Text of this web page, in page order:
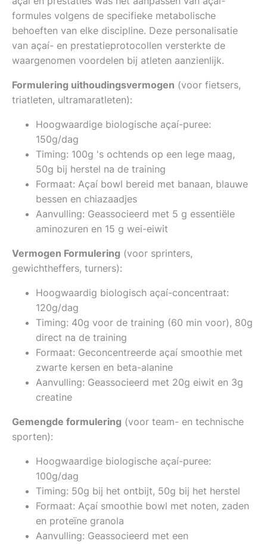
formules volgens de specifieke metabolische
behoeften van elke discipline. Deze personalisatie
van açaí- en prestatieprotocollen versterkte de
waargenomen voordelen bij atleten aanzienlijk.
Formulering uithoudingsvermogen (voor fietsers,
triatleten, ultramaratleten):
Hoogwaardige biologische açaí-puree:
150g/dag
Timing: 100g 's ochtends op een lege maag,
50g bij herstel na de training
Formaat: Açaí bowl bereid met banaan, blauwe
bessen en chiazaadjes
Aanvulling: Geassocieerd met 5 g essentiële
aminozuren en 15 g wei-eiwit
Vermogen Formulering (voor sprinters,
gewichtheffers, turners):
Hoogwaardig biologisch açaí-concentraat:
120g/dag
Timing: 40g voor de training (60 min voor), 80g
direct na de training
Formaat: Geconcentreerde açaí smoothie met
zwarte kersen en beta-alanine
Aanvulling: Geassocieerd met 20g eiwit en 3g
creatine
Gemengde formulering (voor team- en technische
sporten):
Hoogwaardige biologische açaí-puree:
100g/dag
Timing: 50g bij het ontbijt, 50g bij het herstel
Formaat: Açaí smoothie bowl met noten, zaden
en proteïne granola
Aanvulling: Geassocieerd met een